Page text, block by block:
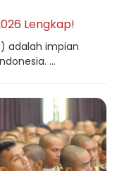
Lengkap!
adalah impian
...